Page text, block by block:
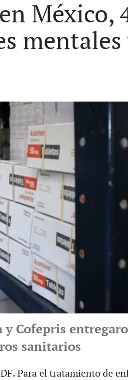
México,
y Cofepris
sanitarios
Para el tratamiento de